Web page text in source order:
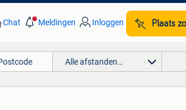
Chat Meldingen Inloggen Plaats
Alle afstanden…